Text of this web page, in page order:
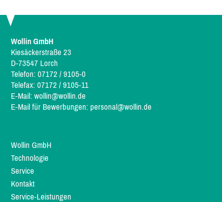
Wollin GmbH
Kiesäckerstraße 23
D-73547 Lorch
Telefon: 07172 / 9105-0
Telefax: 07172 / 9105-11
E-Mail:wollin@wollin.de
E-Mail für Bewerbungen:personal@wollin.de
Wollin GmbH
Technologie
Service
Kontakt
Service-Leistungen